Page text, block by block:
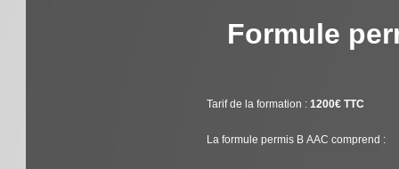
Formule
Tarif de la formation : 1200€ TTC
La formule permis B AAC comprend :